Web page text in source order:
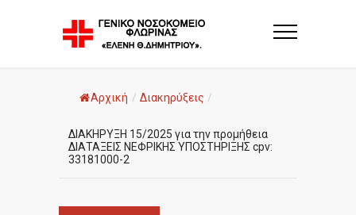
Αρχική / Διακηρύξεις /
ΔΙΑΚΗΡΥΞΗ 15/2025 για την προμήθεια
ΔΙΑΤΑΞΕΙΣ ΝΕΦΡΙΚΗΣ ΥΠΟΣΤΗΡΙΞΗΣ cpv:
33181000-2